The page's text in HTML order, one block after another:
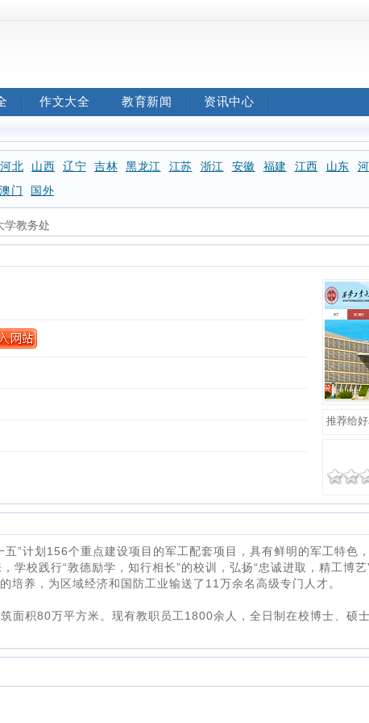
作文大全 教育新闻 资讯中心
河北 山西 辽宁 吉林 黑龙江 江苏 浙江 安徽 福建 江西 山东
澳门 国外
学教务处
推荐给
”计划156个重点建设项目的军工配套项目，具有鲜明的军工特色
学校践行“敦德励学，知行相长”的校训，弘扬“忠诚进取，精工博
培养，为区域经济和国防工业输送了11万余名高级专门人才。
面积80万平方米。现有教职员工1800余人，全日制在校博士、硕